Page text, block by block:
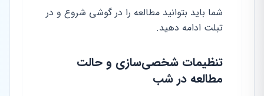
شما باید بتوانید مطالعه را در گوشی شروع و در
تبلت ادامه دهید.
تنظیمات شخصی‌سازی و حالت
مطالعه در شب